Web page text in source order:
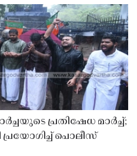
പ്രതിഷേധ മാർച്ച്;
പ്രയോഗിച്ച് പൊലീസ്